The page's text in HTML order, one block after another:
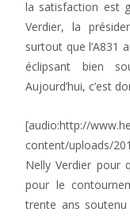
la satisfaction est
Verdier, la
surtout que l’A831
éclipsant bien
Aujourd’hui, c’est
[audio:http://
content/uploads/
Nelly Verdier pour
pour le
trente ans